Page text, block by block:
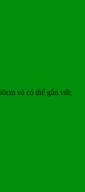
và có thể gắn với: